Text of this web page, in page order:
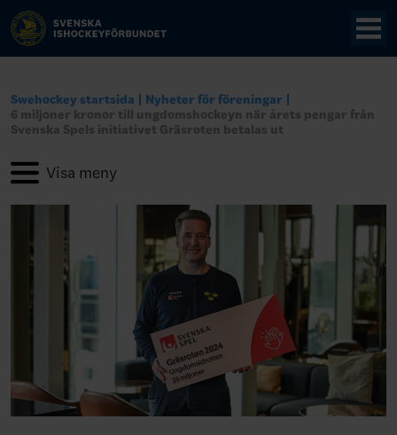
Swehockey startsida
Nyheter för föreningar
6 miljoner kronor till ungdomshockeyn när årets pengar från
Svenska Spels initiativet Gräsroten betalas ut